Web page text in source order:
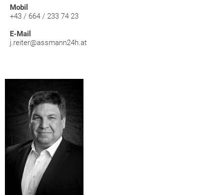
Mobil
+43 / 664 / 233 74 23
E-Mail
j.reiter@assmann24h.at